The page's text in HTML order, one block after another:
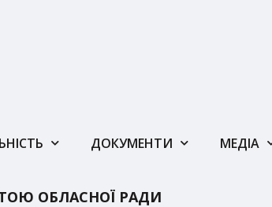
ДОКУМЕНТИ МЕДІА
ОБЛАСНОЇ РАДИ